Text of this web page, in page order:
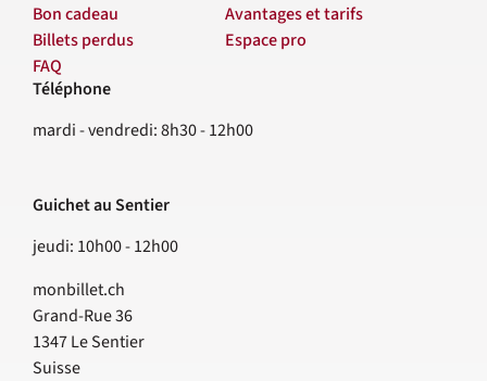
Bon cadeau
Billets perdus
FAQ
Avantages et tarifs
Espace pro
Contact
Téléphone
mardi - vendredi: 8h30 - 12h00
Guichet au Sentier
jeudi: 10h00 - 12h00
monbillet.ch
Grand-Rue 36
1347Le Sentier
Suisse